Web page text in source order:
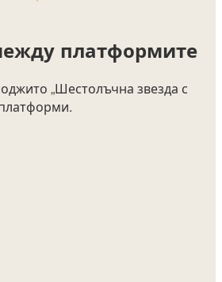
платформите
„Шестолъчна звезда с